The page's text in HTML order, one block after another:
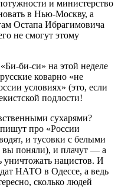
и министерство
в Нью-Москву, а
Остапа Ибрагимовича
не смогут этому
би-си» на этой неделе
коварно «не
условиях» (это, если
подлости!
сухарями?
про «России
и тусовки с белыми
вы поняли), и плачут — а
уничтожать нацистов. И
НАТО в Одессе, а ведь
сколько людей